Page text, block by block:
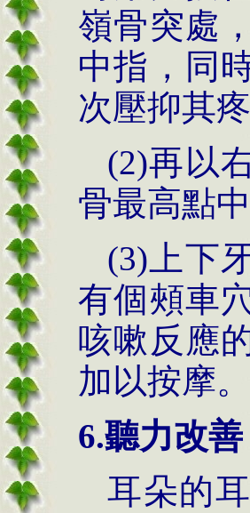
嶺骨突處
中指，同
次壓抑其疼
(2)再以
骨最高點
(3)上下
有個頰車
咳嗽反應
加以按摩。
6.聽力改善
耳朵的